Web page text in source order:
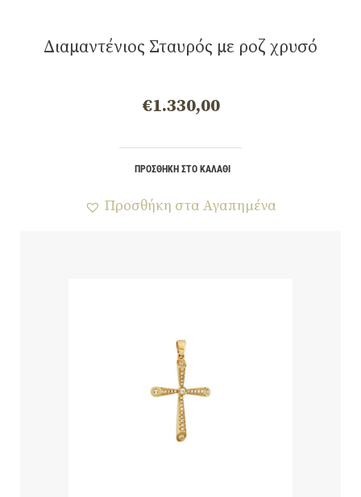
Διαμαντένιος Σταυρός με ροζ χρυσό
€1.330,00
ΠΡΟΣΘΉΚΗ ΣΤΟ ΚΑΛΆΘΙ
Προσθήκη στα Αγαπημένα